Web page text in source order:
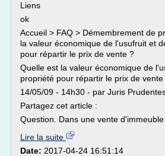
Liens
ok
Accueil > FAQ > Démembrement de
la valeur économique de l'usufruit et
pour répartir le prix de vente ?
Quelle est la valeur économique de
propriété pour répartir le prix de vente
14/05/09 - 14h30 - par Juris
Partagez cet article :
Question. Dans une vente d'immeuble
Lire la suite
Date: 2017-04-24 16:51:14